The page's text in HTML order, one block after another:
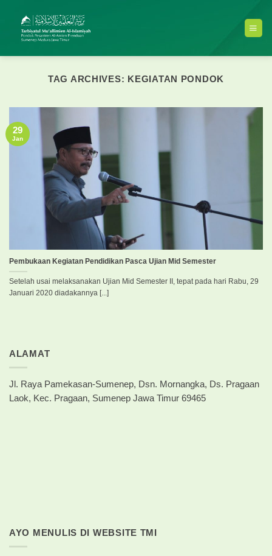
content
TAG ARCHIVES: KEGIATAN PONDOK
Pembukaan Kegiatan Pendidikan Pasca Ujian Mid Semester
Setelah usai melaksanakan Ujian Mid Semester II, tepat pada hari Rabu, 29
Januari 2020 diadakannya [...]
29
Jan
ALAMAT
Jl. Raya Pamekasan-Sumenep, Dsn. Mornangka, Ds. Pragaan
Laok, Kec. Pragaan, Sumenep Jawa Timur 69465
AYO MENULIS DI WEBSITE TMI